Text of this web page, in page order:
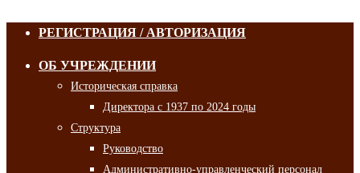
РЕГИСТРАЦИЯ / АВТОРИЗАЦИЯ
ОБ УЧРЕЖДЕНИИ
Историческая справка
Директора с 1937 по 2024 годы
Структура
Руководство
Административно-управленческий персонал